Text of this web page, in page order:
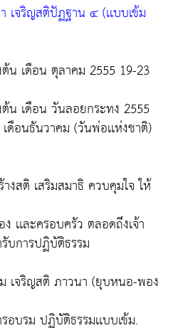
เจริญสติปัฏฐาน ๔ (เเบบเข้ม
น เดือน ตุลาคม 2555 19-23
น เดือน วันลอยกระทง 2555
ดือนธันวาคม (วันพ่อเเห่งชาติ)
งสติ เสริมสมาธิ ควบคุมใจ ให้
เเละครอบครัว ตลอดถึงเจ้า
บการปฏิบัติธรรม
เจริญสติ ภาวนา (ยุบหนอ-พอง
อบรม ปฏิบัติธรรมเเบบเข้ม.